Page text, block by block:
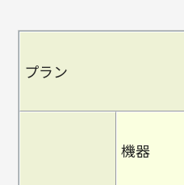
プラン
機器